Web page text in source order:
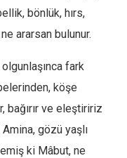
bönlük, hırs,
ararsan bulunur.
fark
köşe
bağırır ve eleştiririz
gözü yaşlı
ki Mâbut, ne